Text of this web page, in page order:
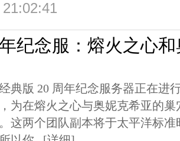
纪念服：熔火之心
经典版 20 周年纪念服务器正在进
为在熔火之心与奥妮克希亚的
这两个团队副本将于太平洋标准